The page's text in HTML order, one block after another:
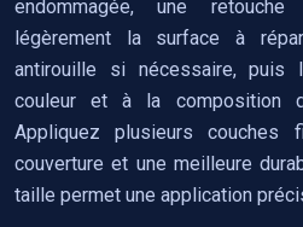
endommagée, une
légèrement la surface à
antirouille si nécessaire, puis
couleur et à la composition
Appliquez plusieurs couches
couverture et une meilleure
taille permet une application